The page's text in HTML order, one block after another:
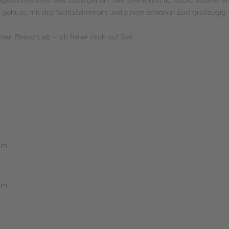
Management Platform&eRecht24
es mit drei Schlafzimmern und einem schönen Bad großzügig
Besuch ab – ich freue mich auf Sie!